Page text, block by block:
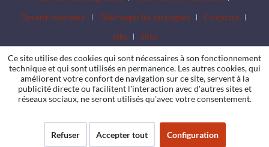
Devenir revendeur
Télécharger les catalogues
Contactez
Jobs
Sites
Ce site utilise des cookies qui sont nécessaires à son fonctionnement
technique et qui sont utilisés en permanence. Les autres cookies, qui
améliorent votre confort de navigation sur ce site, servent à la
publicité directe ou facilitent l'interaction avec d'autres sites et
réseaux sociaux, ne seront utilisés qu'avec votre consentement.
Refuser Accepter tout Configuration